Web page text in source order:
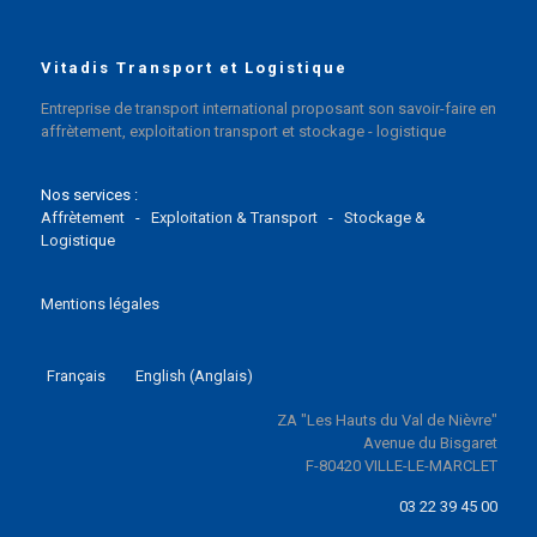
Vitadis Transport et Logistique
Entreprise de transport international proposant son savoir-faire en
affrètement, exploitation transport et stockage - logistique
Nos services :
Affrètement- Exploitation & Transport- Stockage &
Logistique
Mentions légales
Français English (Anglais)
ZA "Les Hauts du Val de Nièvre"
Avenue du Bisgaret
F-80420 VILLE-LE-MARCLET
03 22 39 45 00